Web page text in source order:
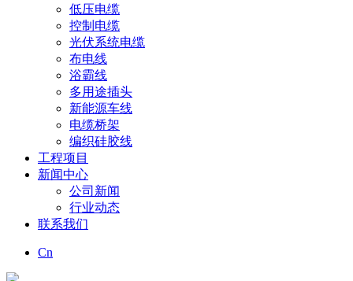
低压电缆
控制电缆
光伏系统电缆
布电线
浴霸线
多用途插头
新能源车线
电缆桥架
编织硅胶线
工程项目
新闻中心
公司新闻
行业动态
联系我们
Cn